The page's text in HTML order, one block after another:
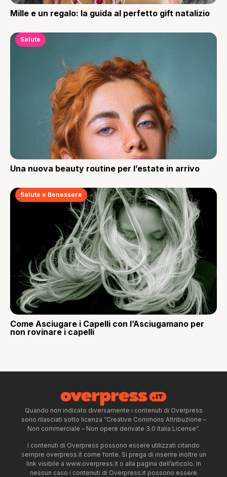
Mille e un regalo: la guida al perfetto gift natalizio
Salute
Una nuova beauty routine per l’estate in arrivo
Salute e Benessere
Come Asciugare i Capelli con l’Asciugamano per
non rovinare i capelli
Quando non indicato diversamente i contenuti di Overpress
sono rilasciati sotto licenza “Creative Commons Attribuzione –
Non commerciale – Non opere derivate 3.0 Italia License”.
I contenuti di Overpress possono essere utilizzati citando
sempre overpress.it come fonte. Si prega di inserire inoltre un
link visibile a www.overpress.it o alla pagina dell’articolo. In
nessun caso i contenuti di Overpress.it possono essere